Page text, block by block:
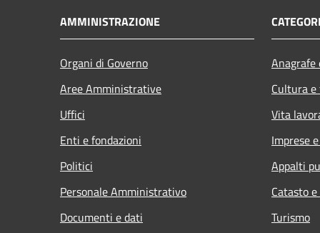
AMMINISTRAZIONE
Organi di Governo
Aree Amministrative
Uffici
Enti e fondazioni
Politici
Personale Amministrativo
Documenti e dati
Cultura
Vita
Imprese
Appalti
Catasto
Turismo